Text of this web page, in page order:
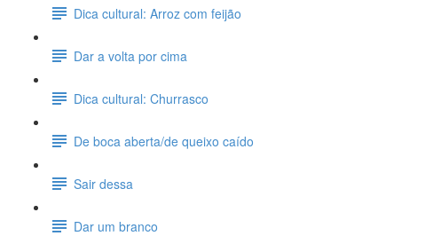
Dica cultural: Arroz com feijão
Dar a volta por cima
Dica cultural: Churrasco
De boca aberta/de queixo caído
Sair dessa
Dar um branco